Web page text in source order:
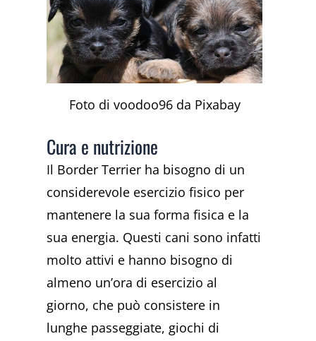
Foto di voodoo96 da Pixabay
Cura e nutrizione
Il Border Terrier ha bisogno di un
considerevole esercizio fisico per
mantenere la sua forma fisica e la
sua energia. Questi cani sono infatti
molto attivi e hanno bisogno di
almeno un’ora di esercizio al
giorno, che può consistere in
lunghe passeggiate, giochi di